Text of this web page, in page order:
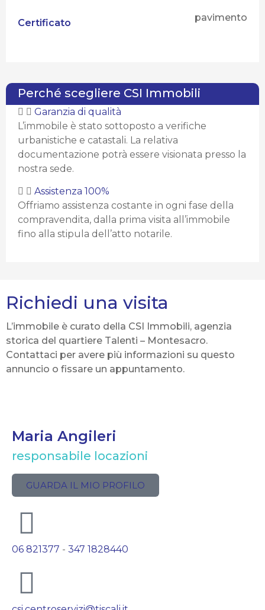
pavimento
Certificato
Perché scegliere CSI Immobili
Garanzia di qualità
L’immobile è stato sottoposto a verifiche
urbanistiche e catastali. La relativa
documentazione potrà essere visionata presso la
nostra sede.
Assistenza 100%
Offriamo assistenza costante in ogni fase della
compravendita, dalla prima visita all’immobile
fino alla stipula dell’atto notarile.
Richiedi una visita
L’immobile è curato della CSI Immobili, agenzia
storica del quartiere Talenti – Montesacro.
Contattaci per avere più informazioni su questo
annuncio o fissare un appuntamento.
Maria Angileri
responsabile locazioni
GUARDA IL MIO PROFILO
06 821377 - 347 1828440